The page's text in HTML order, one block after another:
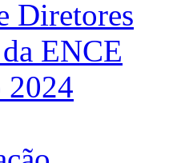
Diretores
ENCE
2024